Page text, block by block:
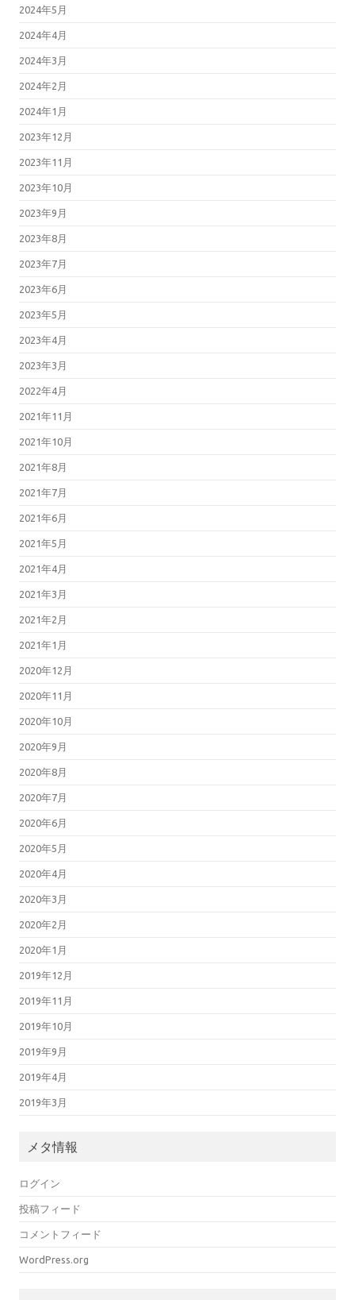
2024年5月
2024年4月
2024年3月
2024年2月
2024年1月
2023年12月
2023年11月
2023年10月
2023年9月
2023年8月
2023年7月
2023年6月
2023年5月
2023年4月
2023年3月
2022年4月
2021年11月
2021年10月
2021年8月
2021年7月
2021年6月
2021年5月
2021年4月
2021年3月
2021年2月
2021年1月
2020年12月
2020年11月
2020年10月
2020年9月
2020年8月
2020年7月
2020年6月
2020年5月
2020年4月
2020年3月
2020年2月
2020年1月
2019年12月
2019年11月
2019年10月
2019年9月
2019年4月
2019年3月
メタ情報
ログイン
投稿フィード
コメントフィード
WordPress.org